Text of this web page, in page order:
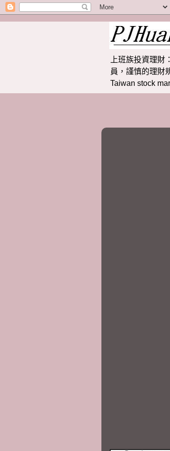
上班族投資理
員，謹慎的理財
Taiwan stock